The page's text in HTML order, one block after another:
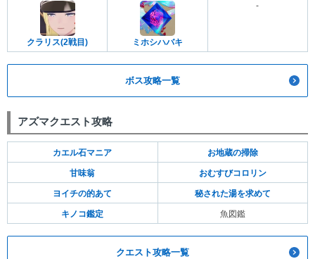
クラリス(2戦目) ミホシハバキ
-
ボス攻略一覧
アズマクエスト攻略
カエル石マニア お地蔵の掃除
甘味翁 おむすびコロリン
ヨイチの的あて 秘された湯を求めて
キノコ鑑定 魚図鑑
クエスト攻略一覧